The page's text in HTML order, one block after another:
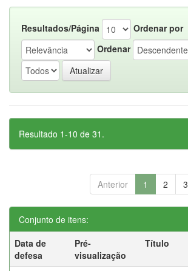
Resultados/Página
Ordenar por
Ordenar
Resultado 1-10 de 31.
Anterior 1 2 3
Conjunto de itens:
Data de
defesa
Pré-
visualização
Título